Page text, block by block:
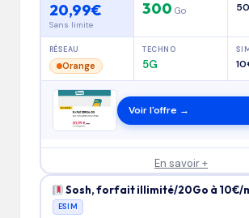
20,99€
Sans limite
300 Go
RÉSEAU
Orange
TECHNO
5G
SIM
Voir l'offre →
En savoir +
Sosh, forfait illimité/20Go à 10€/
ESIM